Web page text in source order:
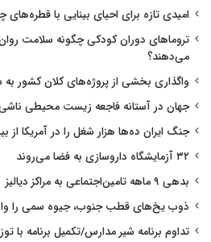
امیدی تازه برای احیای بینایی با
تروماهای دوران کودکی چگونه سلامت روان
می‌دهند؟
واگذاری بخشی از پروژه‌های کلان کشور به
جهان در آستانه فاجعه زیست محیطی
جنگ ایران ده‌ها هزار شغل را در آمریکا از
۳۲ آزمایشگاه داروسازی به فضا می‌روند
بدهی ۹ ماهه تامین‌اجتماعی به مراکز دیالیز
ذوب یخ‌های قطب جنوب، جیوه سمی را
تداوم برنامه شیر مدارس/تکمیل برنامه با